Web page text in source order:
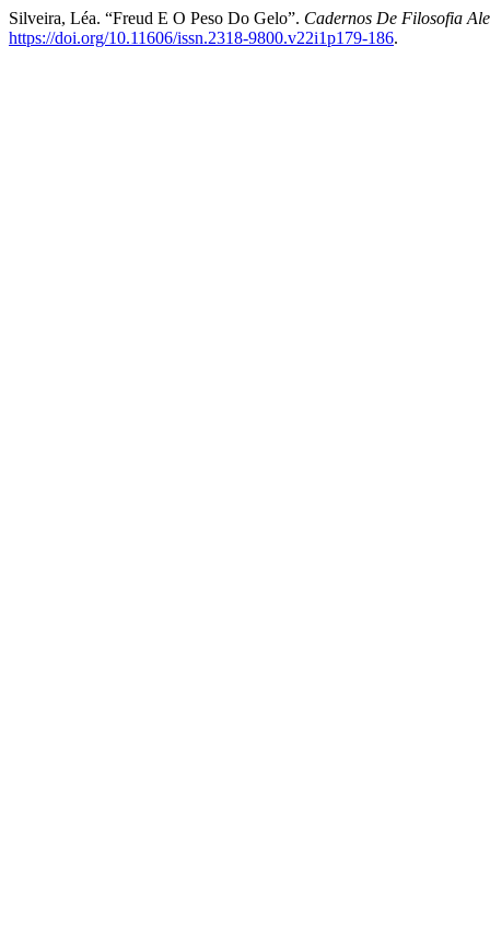
Silveira, Léa. “Freud E O Peso Do Gelo”. Cadernos De Filosofia
https://doi.org/10.11606/issn.2318-9800.v22i1p179-186.